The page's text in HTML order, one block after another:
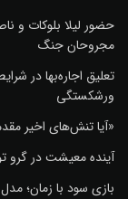
حضور لیلا بلوکات و
مجروحان جنگ
تعلیق اجاره‌بها در
ورشکستگی
«آیا تنش‌های اخیر
آینده معیشت در گرو
بازی سود با زمان؛